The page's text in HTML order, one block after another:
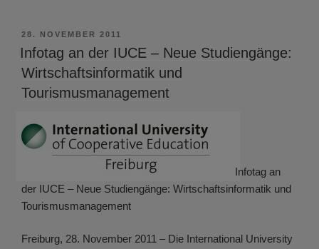
VERÖFFENTLICHT
AM
28. NOVEMBER 2011
Infotag an der IUCE – Neue Studiengänge:
Wirtschaftsinformatik und
Tourismusmanagement
Infotag an
der IUCE – Neue Studiengänge: Wirtschaftsinformatik und
Tourismusmanagement
Freiburg, 28. November 2011 – Die International University